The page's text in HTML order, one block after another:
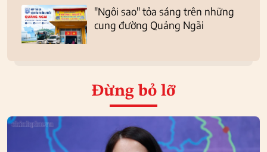
"Ngôi sao" tỏa sáng trên những
cung đường Quảng Ngãi
Đừng bỏ lỡ